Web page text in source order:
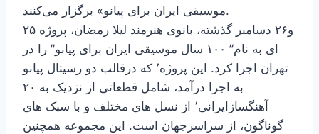
موسیقی ایران برای پیانو» برگزار می‌کنند.
۲۵ و۲۶ دسامبر گذشته، بانوی هنرمند لیلا رمضان، پروژه
ای به نام” ۱۰۰ سال موسیقی ایران برای پیانو” را در
تهران اجرا کرد. این پروژه٬ که درقالب دو رسیتال پیانو
به اجرا درآمد، شامل قطعاتی از نزدیک به ۲۰
آهنگسازایرانی٬ از نسل های مختلف و با سبک های
گوناگون، از سراسرجهان است. این مجموعه همچنین